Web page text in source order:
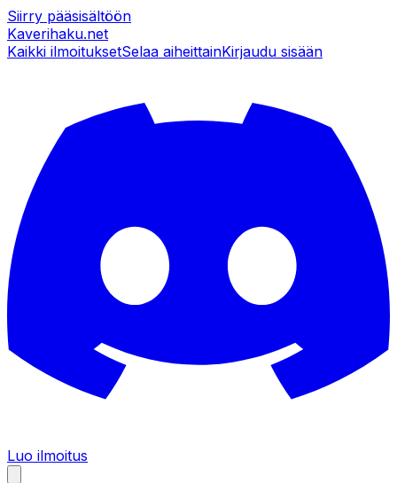
Siirry pääsisältöön
Kaverihaku.net
Kaikki ilmoituksetSelaa aiheittainKirjaudu sisään
Luo ilmoitus